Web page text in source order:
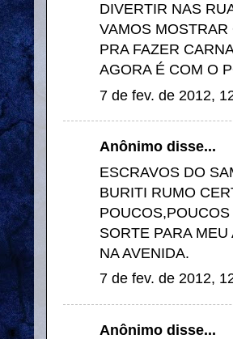
DIVERTIR NAS
VAMOS
PRA FAZER
AGORA É COM O
7 de fev. de 2012,
Anônimo disse...
ESCRAVOS DO
BURITI RUMO
SORTE PARA
NA AVENIDA.
7 de fev. de 2012,
Anônimo disse...